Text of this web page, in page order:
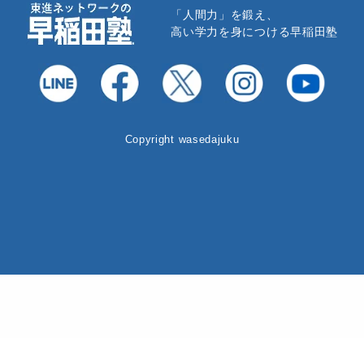
「人間力」を鍛え、
高い学力を身につける早稲田塾
Copyright wasedajuku